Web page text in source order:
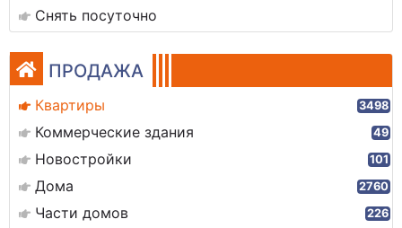
Снять посуточно
ПРОДАЖА
Квартиры 3498
Коммерческие здания 49
Новостройки 101
Дома 2760
Части домов 226